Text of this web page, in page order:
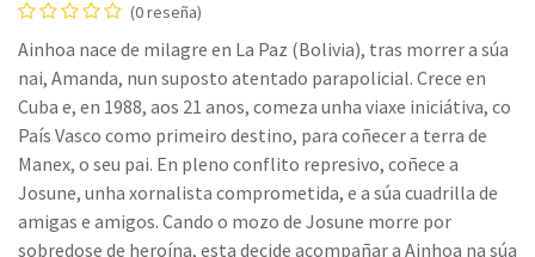
(0 reseña)
Ainhoa nace de milagre en La Paz (Bolivia), tras morrer a súa
nai, Amanda, nun suposto atentado parapolicial. Crece en
Cuba e, en 1988, aos 21 anos, comeza unha viaxe iniciátiva, co
País Vasco como primeiro destino, para coñecer a terra de
Manex, o seu pai. En pleno conflito represivo, coñece a
Josune, unha xornalista comprometida, e a súa cuadrilla de
amigas e amigos. Cando o mozo de Josune morre por
sobredose de heroína, esta decide acompañar a Ainhoa na súa